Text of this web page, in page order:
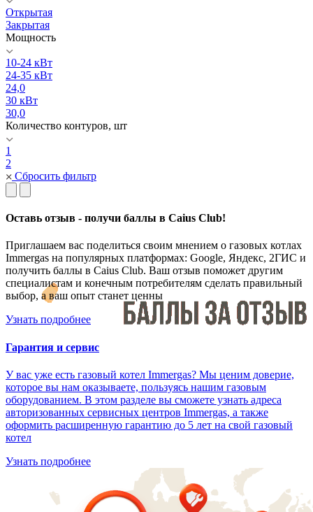
Открытая
Закрытая
Мощность
10-24 кВт
24-35 кВт
24,0
30 кВт
30,0
Количество контуров, шт
1
2
Сбросить фильтр
Оставь отзыв - получи баллы в Caius Club!
Приглашаем вас поделиться своим мнением о газовых котлах
Immergas на популярных платформах: Google, Яндекс, 2ГИС и
получить баллы в Caius Club. Ваш отзыв поможет другим
специалистам и конечным потребителям сделать правильный
выбор, а ваш опыт станет ценны
Узнать подробнее
Гарантия и сервис
У вас уже есть газовый котел Immergas? Мы ценим доверие,
которое вы нам оказываете, пользуясь нашим газовым
оборудованием. В этом разделе вы сможете узнать адреса
авторизованных сервисных центров Immergas, а также
оформить расширенную гарантию до 5 лет на свой газовый
котел
Узнать подробнее